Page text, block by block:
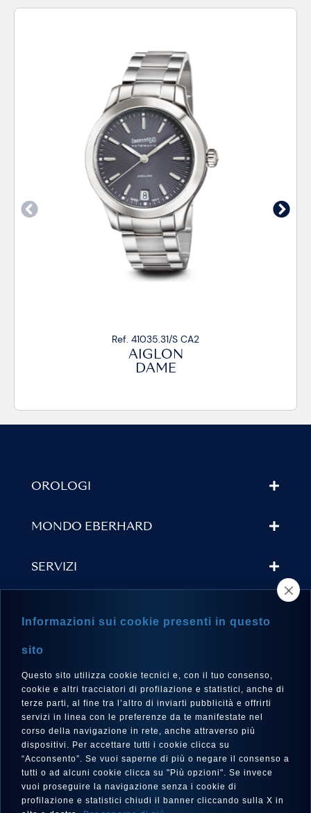
OROLOGI
MONDO EBERHARD
SERVIZI
LINGUA
Italiano
SEGUICI SU
Informazioni sui cookie presenti in questo
sito
Questo sito utilizza cookie tecnici e, con il tuo consenso,
cookie e altri tracciatori di profilazione e statistici, anche di
terze parti, al fine tra l’altro di inviarti pubblicità e offrirti
servizi in linea con le preferenze da te manifestate nel
corso della navigazione in rete, anche attraverso più
dispositivi. Per accettare tutti i cookie clicca su
“Acconsento”. Se vuoi saperne di più o negare il consenso a
tutti o ad alcuni cookie clicca su "Più opzioni". Se invece
vuoi proseguire la navigazione senza i cookie di
profilazione e statistici chiudi il banner cliccando sulla X in